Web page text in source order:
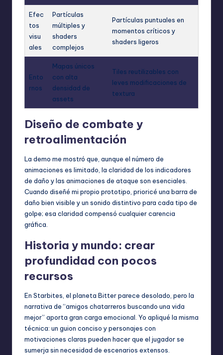
Efec
tos
visu
ales
Partículas
múltiples y
shaders
complejos
Partículas puntuales en
momentos críticos y
shaders ligeros
Ento
rnos
Mapas únicos
con alta
densidad de
assets
Tiles reutilizables con
leves modificaciones de
textura
Diseño de combate y
retroalimentación
La demo me mostró que, aunque el número de
animaciones es limitado, la claridad de los indicadores
de daño y las animaciones de ataque son esenciales.
Cuando diseñé mi propio prototipo, prioricé una barra de
daño bien visible y un sonido distintivo para cada tipo de
golpe; esa claridad compensó cualquier carencia
gráfica.
Historia y mundo: crear
profundidad con pocos
recursos
En Starbites, el planeta Bitter parece desolado, pero la
narrativa de “amigos chatarreros buscando una vida
mejor” aporta gran carga emocional. Yo apliqué la misma
técnica: un guion conciso y personajes con
motivaciones claras pueden hacer que el jugador se
sumerja sin necesidad de escenarios extensos.